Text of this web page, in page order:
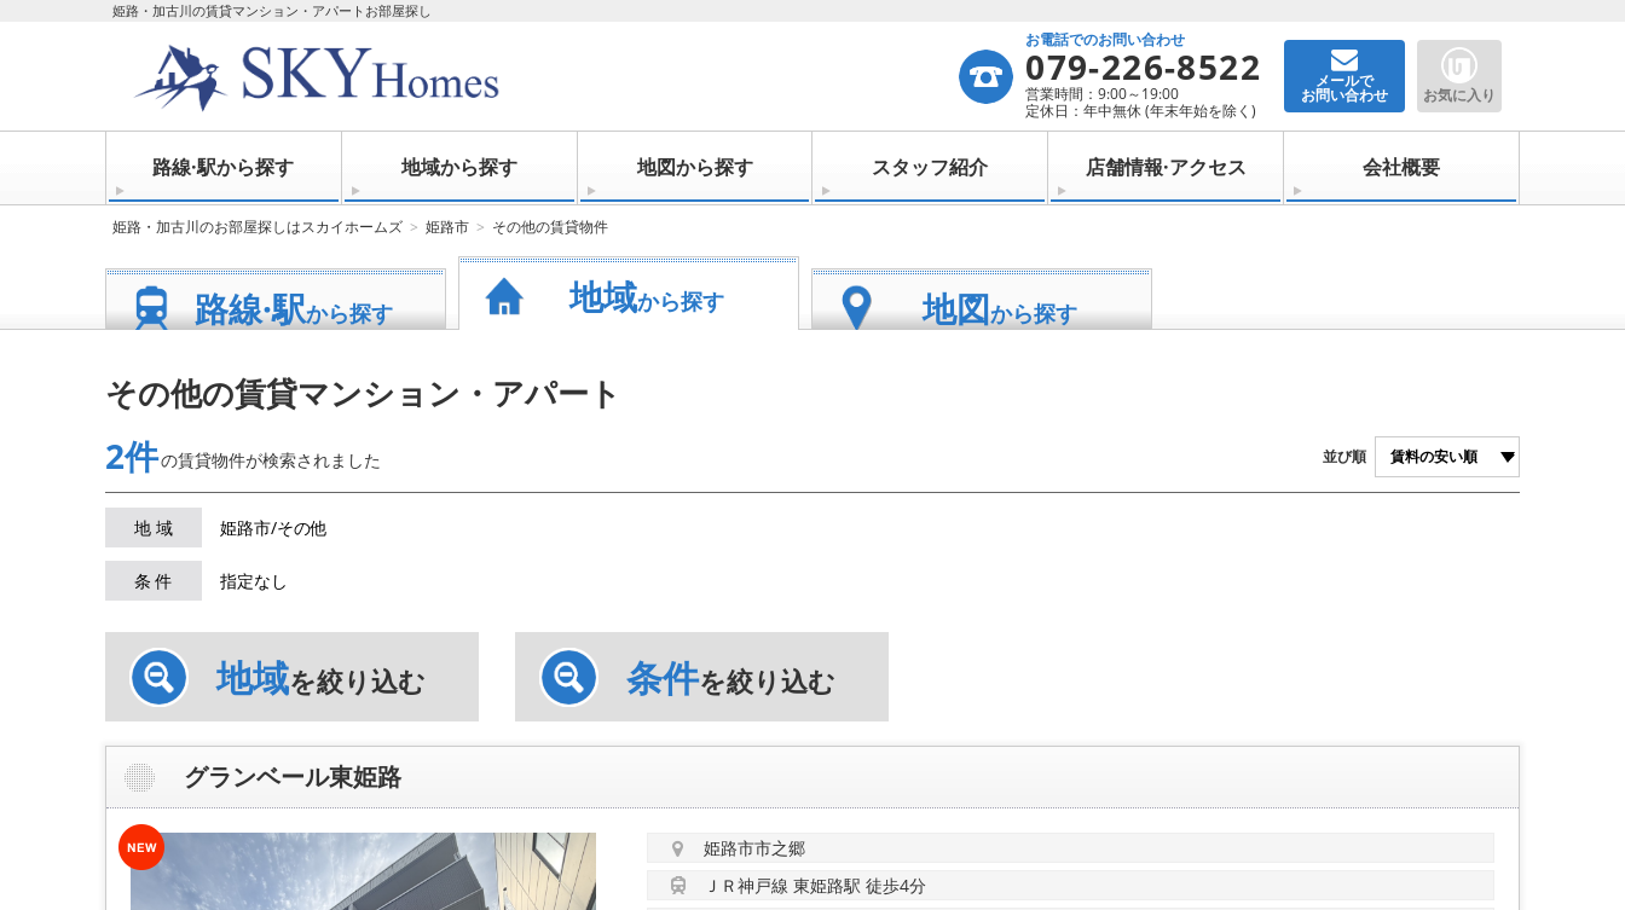
姫路・加古川の賃貸マンション・アパートお部屋探し
お電話でのお問い合わせ
079-226-8522
営業時間：9:00～19:00
定休日：年中無休 (年末年始を除く)
メールで
お問い合わせ お気に入り
路線·駅から探す 地域から探す 地図から探す スタッフ紹介 店舗情報·アクセス 会社概要
姫路・加古川のお部屋探しはスカイホームズ 姫路市 その他の賃貸物件
路線·駅から探す 地域から探す 地図から探す
その他の賃貸マンション・アパート
2件の賃貸物件が検索されました 並び順
地 域 姫路市/その他
条 件 指定なし
地域を絞り込む 条件を絞り込む
グランベール東姫路
姫路市市之郷
ＪＲ神戸線 東姫路駅 徒歩4分